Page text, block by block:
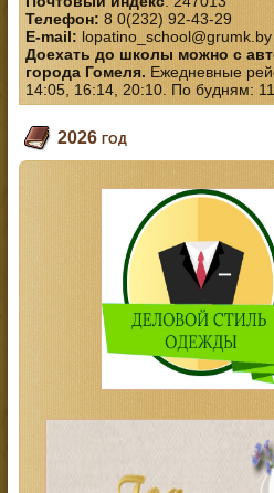
Телефон:8 0(232) 92-43-29
E-mail:lopatino_school@grumk.by
Доехать до школы можно с
города Гомеля. Ежедневные
14:05, 16:14, 20:10. По будням:
2026 год